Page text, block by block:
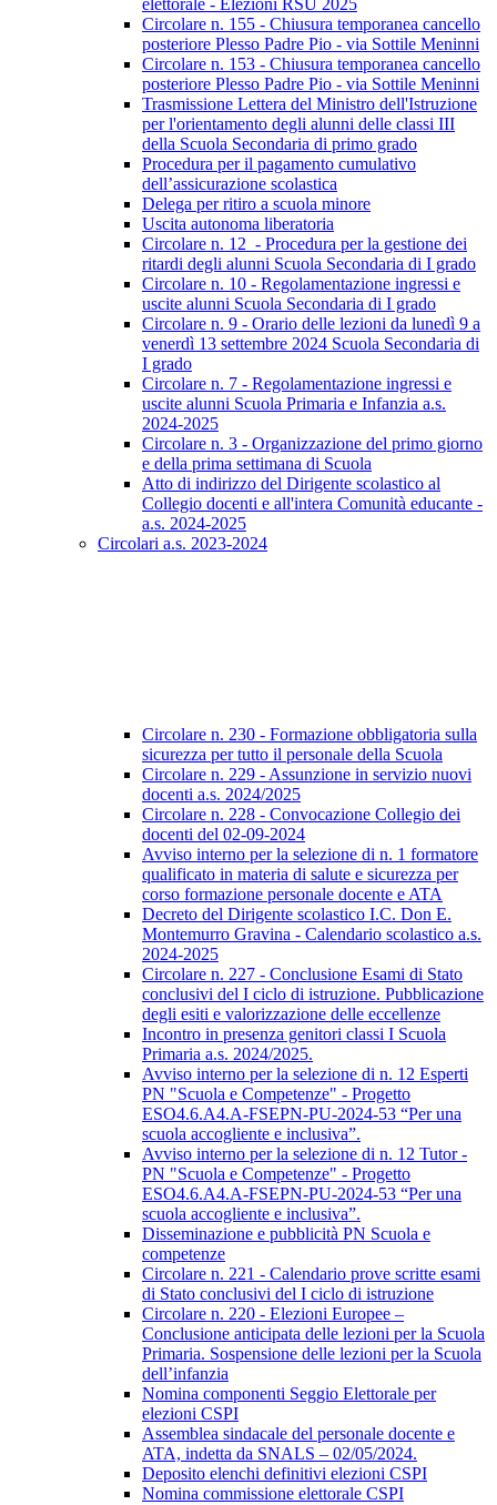
elettorale - Elezioni RSU 2025
Circolare n. 155 - Chiusura temporanea cancello
posteriore Plesso Padre Pio - via Sottile Meninni
Circolare n. 153 - Chiusura temporanea cancello
posteriore Plesso Padre Pio - via Sottile Meninni
Trasmissione Lettera del Ministro dell'Istruzione
per l'orientamento degli alunni delle classi III
della Scuola Secondaria di primo grado
Procedura per il pagamento cumulativo
dell’assicurazione scolastica
Delega per ritiro a scuola minore
Uscita autonoma liberatoria
Circolare n. 12 - Procedura per la gestione dei
ritardi degli alunni Scuola Secondaria di I grado
Circolare n. 10 - Regolamentazione ingressi e
uscite alunni Scuola Secondaria di I grado
Circolare n. 9 - Orario delle lezioni da lunedì 9 a
venerdì 13 settembre 2024 Scuola Secondaria di
I grado
Circolare n. 7 - Regolamentazione ingressi e
uscite alunni Scuola Primaria e Infanzia a.s.
2024-2025
Circolare n. 3 - Organizzazione del primo giorno
e della prima settimana di Scuola
Atto di indirizzo del Dirigente scolastico al
Collegio docenti e all'intera Comunità educante -
a.s. 2024-2025
Circolari a.s. 2023-2024
Circolare n. 230 - Formazione obbligatoria sulla
sicurezza per tutto il personale della Scuola
Circolare n. 229 - Assunzione in servizio nuovi
docenti a.s. 2024/2025
Circolare n. 228 - Convocazione Collegio dei
docenti del 02-09-2024
Avviso interno per la selezione di n. 1 formatore
qualificato in materia di salute e sicurezza per
corso formazione personale docente e ATA
Decreto del Dirigente scolastico I.C. Don E.
Montemurro Gravina - Calendario scolastico a.s.
2024-2025
Circolare n. 227 - Conclusione Esami di Stato
conclusivi del I ciclo di istruzione. Pubblicazione
degli esiti e valorizzazione delle eccellenze
Incontro in presenza genitori classi I Scuola
Primaria a.s. 2024/2025.
Avviso interno per la selezione di n. 12 Esperti
PN "Scuola e Competenze" - Progetto
ESO4.6.A4.A-FSEPN-PU-2024-53 “Per una
scuola accogliente e inclusiva”.
Avviso interno per la selezione di n. 12 Tutor -
PN "Scuola e Competenze" - Progetto
ESO4.6.A4.A-FSEPN-PU-2024-53 “Per una
scuola accogliente e inclusiva”.
Disseminazione e pubblicità PN Scuola e
competenze
Circolare n. 221 - Calendario prove scritte esami
di Stato conclusivi del I ciclo di istruzione
Circolare n. 220 - Elezioni Europee –
Conclusione anticipata delle lezioni per la Scuola
Primaria. Sospensione delle lezioni per la Scuola
dell’infanzia
Nomina componenti Seggio Elettorale per
elezioni CSPI
Assemblea sindacale del personale docente e
ATA, indetta da SNALS – 02/05/2024.
Deposito elenchi definitivi elezioni CSPI
Nomina commissione elettorale CSPI